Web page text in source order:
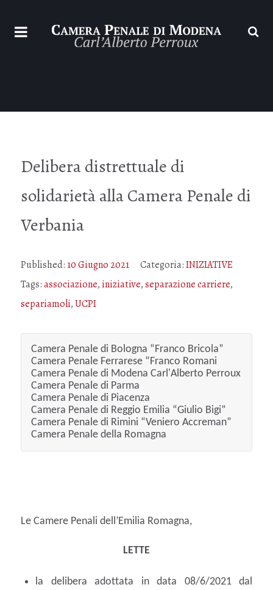
Delibera distrettuale di
solidarietà alla Camera Penale di
Verbania
Published: 10 Giugno 2021 Categoria:INIZIATIVE
Tags:associazione, iniziative,separazione carriere,
separiamoli,UCPI
Camera Penale di Bologna “Franco Bricola”
Camera Penale Ferrarese “Franco Romani
Camera Penale di Modena Carl'Alberto Perroux
Camera Penale di Parma
Camera Penale di Piacenza
Camera Penale di Reggio Emilia “Giulio Bigi”
Camera Penale di Rimini “Veniero Accreman”
Camera Penale della Romagna
Le Camere Penali dell’Emilia Romagna,
LETTE
la delibera adottata in data 08/6/2021 dal